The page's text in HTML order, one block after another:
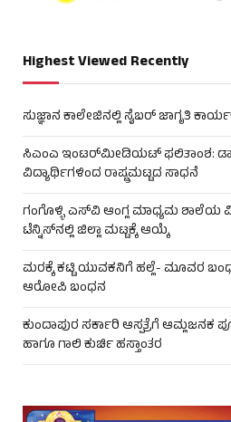
Highest Viewed Recently
ಸುಜ್ಞಾನ ಕಾಲೇಜಿನಲ್ಲಿ ಸೈಬರ್ ಜಾಗೃತಿ
ಸಿಎಂಎ ಇಂಟರ್‌ಮೀಡಿಯಟ್ ಫಲಿತಾಂಶ: ಡಾ.
ವಿದ್ಯಾರ್ಥಿಗಳಿಂದ ರಾಷ್ಟ್ರಮಟ್ಟದ ಸಾಧನೆ
ಗಂಗೊಳ್ಳಿ ಎಸ್‌ವಿ ಆಂಗ್ಲ ಮಾಧ್ಯಮ ಶಾಲೆಯ
ಟೆನ್ನಿಸ್‌ನಲ್ಲಿ ಜಿಲ್ಲಾ ಮಟ್ಟಕ್ಕೆ ಆಯ್ಕೆ
ಮರಕ್ಕೆ ಕಟ್ಟಿ ಯುವಕನಿಗೆ ಹಲ್ಲೆ- ಮೂವರ
ಆರೋಪಿ ಬಂಧನ
ಕುಂದಾಪುರ ಸರ್ಕಾರಿ ಆಸ್ಪತ್ರೆಗೆ ಆಮ್ಲಜನಕ
ಹಾಗೂ ಗಾಲಿ ಕುರ್ಚಿ ಹಸ್ತಾಂತರ